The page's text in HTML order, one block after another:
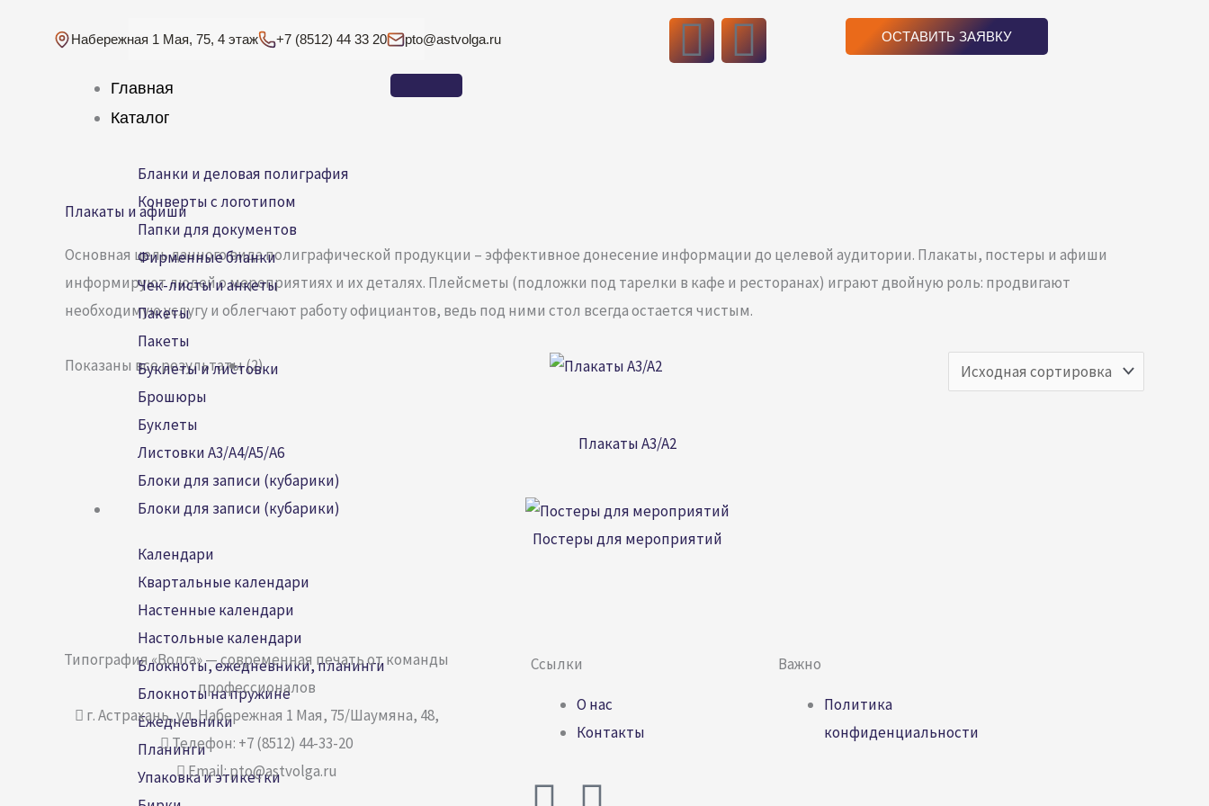
Набережная 1 Мая, 75, 4 этаж +7 (8512) 44 33 20 pto@astvolga.ru V T
r
a
ОСТАВИТЬ ЗАЯВКУ
Главная
Каталог
Бланки и деловая полиграфия
Конверты с логотипом
Папки для документов
Фирменные бланки
Чек-листы и анкеты
Пакеты
Пакеты
Буклеты и листовки
Брошюры
Буклеты
Листовки А3/A4/A5/А6
Блоки для записи (кубарики)
Блоки для записи (кубарики)
Календари
Квартальные календари
Настенные календари
Настольные календари
Блокноты, ежедневники, планинги
Блокноты на пружине
Ежедневники
Планинги
Упаковка и этикетки
Плакаты и афиши
Основная цель данного вида полиграфической продукции – эффективное донесение информации до целевой аудитории. Плакаты, постеры и афиши
информируют людей о мероприятиях и их деталях. Плейсметы (подложки под тарелки в кафе и ресторанах) играют двойную роль: продвигают
необходимую услугу и облегчают работу официантов, ведь под ними стол всегда остается чистым.
Показаны все результаты (2)
Плакаты A3/A2
Постеры для мероприятий
Типография «Волга» — современная печать от команды
профессионалов
г. Астрахань, ул. Набережная 1 Мая, 75/Шаумяна, 48,
Телефон: +7 (8512) 44-33-20
Email: pto@astvolga.ru
Ссылки
О нас
Контакты
Важно
Политика
конфиденциальности